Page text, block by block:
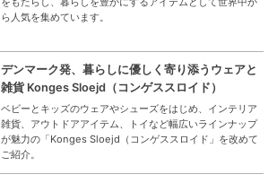
ら人気を集めています。
デンマーク発、暮らしに優しく寄り添うウェアと
雑貨 Konges Sloejd（コンゲススロイド）
ベビーとキッズのウェアやシューズをはじめ、インテリア
雑貨、アウトドアアイテム、トイなど幅広いラインナップ
が魅力の「Konges Sloejd（コンゲススロイド」を改めて
ご紹介。